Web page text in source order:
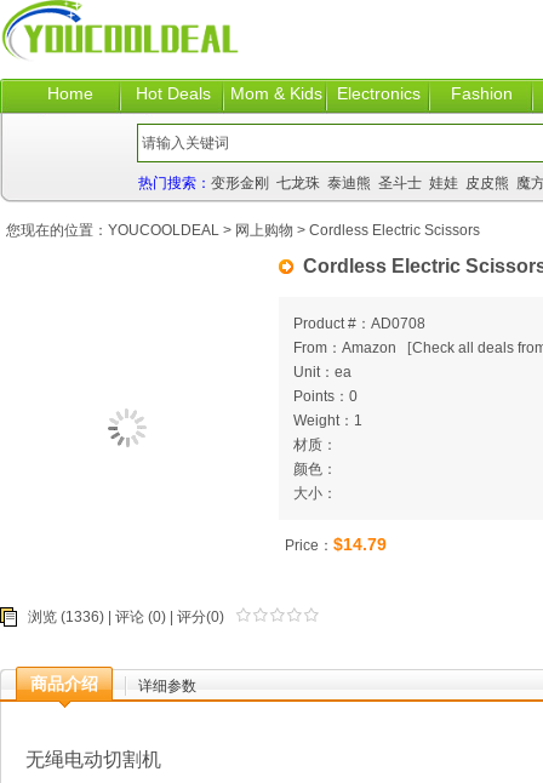
Home Hot Deals Mom & Kids Electronics Fashion
热门搜索： 变形金刚 七龙珠 泰迪熊 圣斗士 娃娃 皮皮熊 魔
Cordless Electric
Product #：AD0708
From：Amazon
[Check all deals
Unit：ea
Points：0
Weight：1
材质：
颜色：
大小：
Price： $14.79
浏览 (1336) | 评论 (0) | 评分(0)
商品介绍 详细参数
无绳电动切割机
您现在的位置： YOUCOOLDEAL > 网上购物 > Cordless Electric Scissors